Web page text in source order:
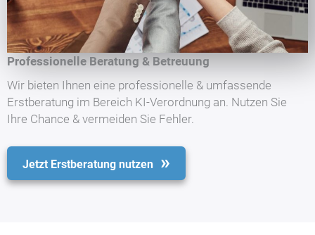
Professionelle Beratung & Betreuung
Wir bieten Ihnen eine professionelle & umfassende
Erstberatung im Bereich KI-Verordnung an. Nutzen Sie
Ihre Chance & vermeiden Sie Fehler.
Jetzt Erstberatung nutzen